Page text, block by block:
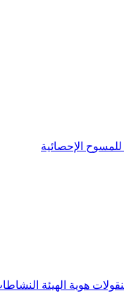
للمسوح الإحصائية
هوية الهيئة